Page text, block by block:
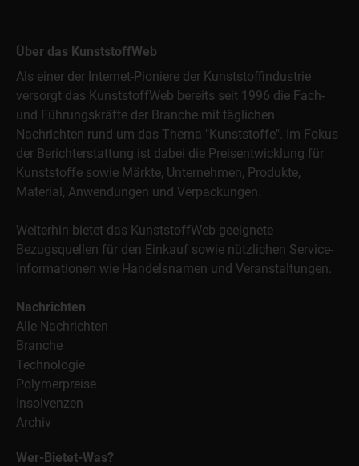
Über das KunststoffWeb
Als einer der Internet-Pioniere der Kunststoffindustrie
versorgt das KunststoffWeb bereits seit 1996 die Fach-
und Führungskräfte der Branche mit täglichen
Nachrichten rund um das Thema "Kunststoffe". Im Fokus
der Berichterstattung ist dabei die Preisentwicklung für
Kunststoffe sowie Märkte, Unternehmen, Produkte,
Material, Anwendungen und Verpackungen.
Weiterhin bietet das KunststoffWeb geeignete
Bezugsquellen für den Einkauf sowie nützlichen Service-
Informationen wie Handelsnamen und Veranstaltungen.
Nachrichten
Alle Nachrichten
Branche
Technologie
Polymerpreise
Insolvenzen
Archiv
Wer-Bietet-Was?